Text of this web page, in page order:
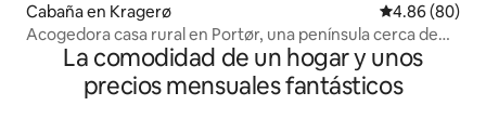
Cabaña en Kragerø Calificación
4.86 (80)
Acogedora casa rural en Portør, una península cerca de
KragerøLa comodidad de un hogar y unos
precios mensuales fantásticos